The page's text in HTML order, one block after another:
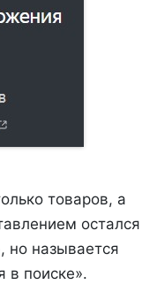
товаров, а
остался
называется
в поиске».